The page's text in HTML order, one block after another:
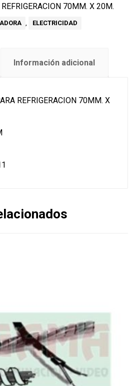
70MM. X 20M.
, ELECTRICIDAD
Información adicional
REFRIGERACION 70MM. X